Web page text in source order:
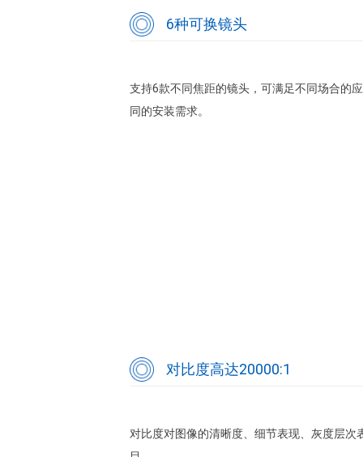
6种可换镜头
支持6款不同焦距的镜头，可满足不同场合的
同的安装需求。
对比度高达20000:1
对比度对图像的清晰度、细节表现、灰度层